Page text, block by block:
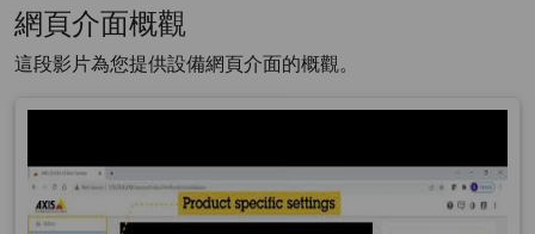
網頁介面概觀
這段影片為您提供設備網頁介面的概觀。